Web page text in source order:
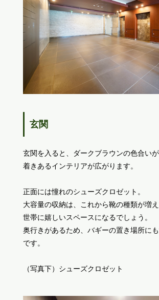
玄関
玄関を入ると、ダークブラウンの色合い
着きあるインテリアが広がります。
正面には憧れのシューズクロゼット。
大容量の収納は、これから靴の種類が増
世帯に嬉しいスペースになるでしょう。
奥行きがあるため、バギーの置き場所に
です。
（写真下）シューズクロゼット